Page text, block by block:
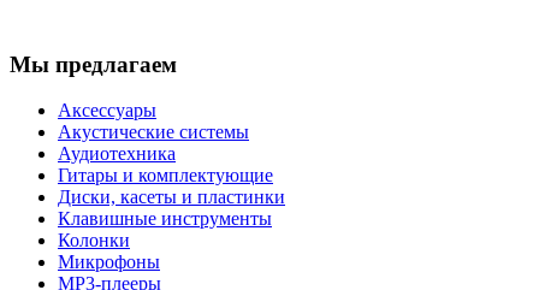
Мы предлагаем
Аксессуары
Акустические системы
Аудиотехника
Гитары и комплектующие
Диски, касеты и пластинки
Клавишные инструменты
Колонки
Микрофоны
МР3-плееры